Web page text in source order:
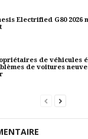
Electrified G80 2026
de véhicules
de voitures